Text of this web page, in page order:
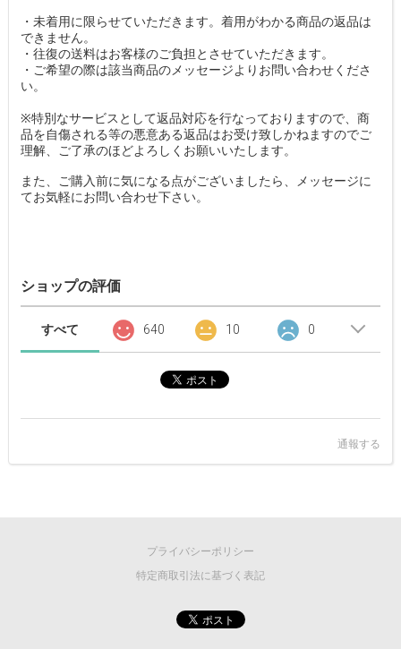
・未着用に限らせていただきます。着用がわかる商品の返品は
できません。
・往復の送料はお客様のご負担とさせていただきます。
・ご希望の際は該当商品のメッセージよりお問い合わせくださ
い。
※特別なサービスとして返品対応を行なっておりますので、商
品を自傷される等の悪意ある返品はお受け致しかねますのでご
理解、ご了承のほどよろしくお願いいたします。
また、ご購入前に気になる点がございましたら、メッセージに
てお気軽にお問い合わせ下さい。
ショップの評価
すべて 640 10 0
通報する
プライバシーポリシー
特定商取引法に基づく表記